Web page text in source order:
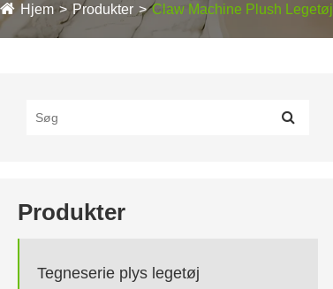
Hjem Produkter Claw Machine Plush Legetøj
Produkter
Tegneserie plys legetøj